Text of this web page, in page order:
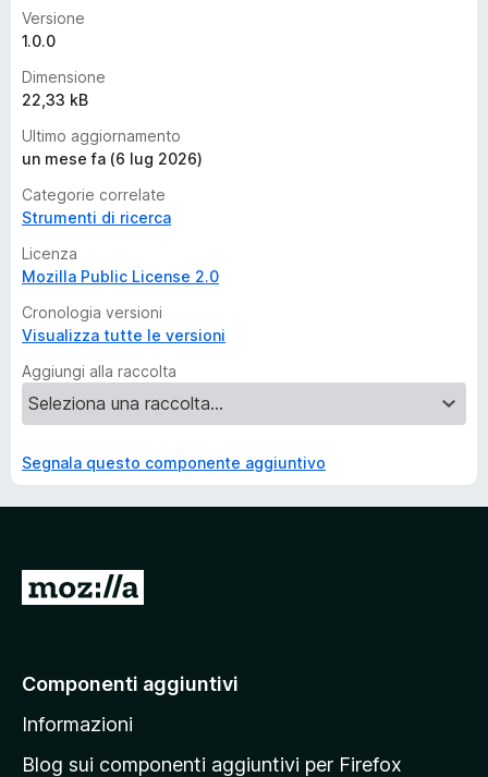
Versione
1.0.0
Dimensione
22,33 kB
Ultimo aggiornamento
un mese fa (6 lug 2026)
Categorie correlate
Strumenti di ricerca
Licenza
Mozilla Public License 2.0
Cronologia versioni
Visualizza tutte le versioni
Aggiungi alla raccolta
Segnala questo componente aggiuntivo
V
a
l
a
Componenti aggiuntivi
Informazioni
Blog sui componenti aggiuntivi per Firefox